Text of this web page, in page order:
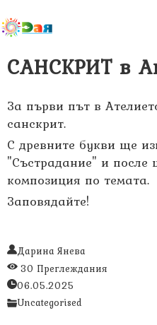
САНСКРИТ в
За първи път в
санскрит.
С древните букви ще
"Състрадание" и
композиция по темата.
Заповядайте!
Дарина Янева
30 Преглеждания
06.05.2025
Uncategorised